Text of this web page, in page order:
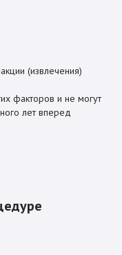
(извлечения)
факторов и не могут
лет вперед